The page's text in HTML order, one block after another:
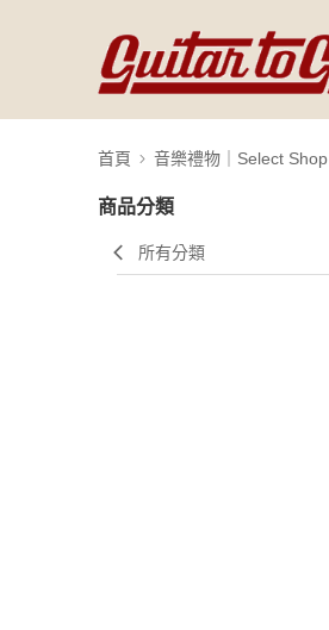
首頁 音樂禮物｜Select Shop
商品分類
所有分類